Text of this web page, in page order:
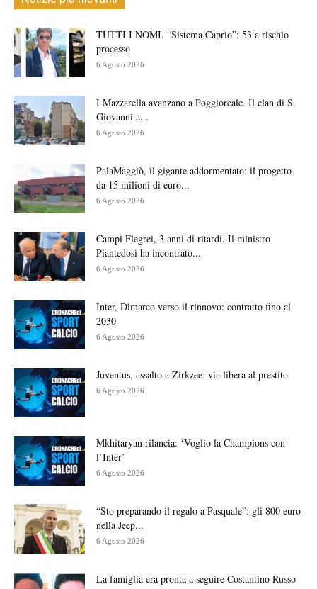
TUTTI I NOMI. “Sistema Caprio”: 53 a rischio
processo
6 Agosto 2026
I Mazzarella avanzano a Poggioreale. Il clan di S.
Giovanni a...
6 Agosto 2026
PalaMaggiò, il gigante addormentato: il progetto
da 15 milioni di euro...
6 Agosto 2026
Campi Flegrei, 3 anni di ritardi. Il ministro
Piantedosi ha incontrato...
6 Agosto 2026
Inter, Dimarco verso il rinnovo: contratto fino al
2030
6 Agosto 2026
Juventus, assalto a Zirkzee: via libera al prestito
6 Agosto 2026
Mkhitaryan rilancia: ‘Voglio la Champions con
l’Inter’
6 Agosto 2026
“Sto preparando il regalo a Pasquale”: gli 800 euro
nella Jeep...
6 Agosto 2026
La famiglia era pronta a seguire Costantino Russo